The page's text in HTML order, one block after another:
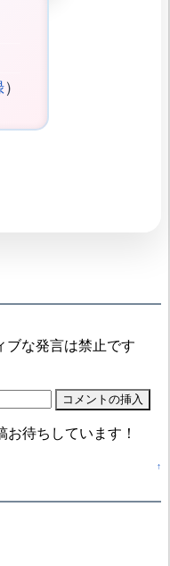
）
ブな発言は禁止です
待ちしています！
↑